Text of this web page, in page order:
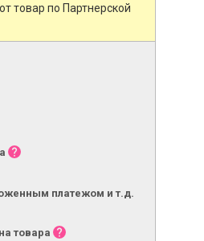
товар по Партнерской
платежом и т.д.
товара